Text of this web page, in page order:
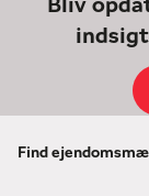
Bliv
Find